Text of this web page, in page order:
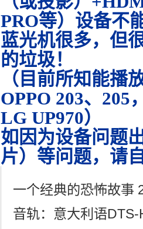
PRO等）设备不
蓝光机很多，但
的垃圾！
（目前所知能播
OPPO 203、205
LG UP970）
如因为设备问题
片）等问题，请
一个经典的恐怖故事
音轨：意大利语